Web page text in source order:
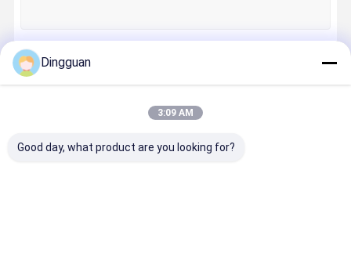
Dingguan
3:09 AM
Good day, what product are you looking for?